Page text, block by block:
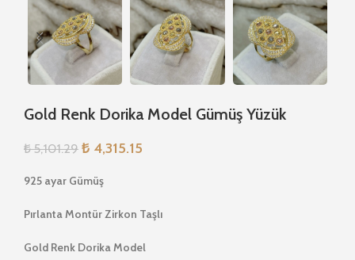
Gold Renk Dorika Model Gümüş Yüzük
₺5,101.29 ₺ 4,315.15
925 ayar Gümüş
Pırlanta Montür Zirkon Taşlı
Gold Renk Dorika Model